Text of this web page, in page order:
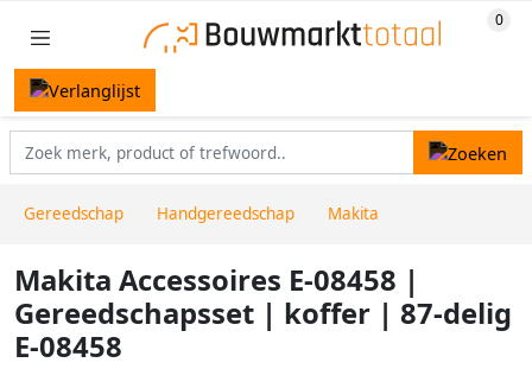
Gereedschap Handgereedschap Makita
Makita Accessoires E-08458 |
Gereedschapsset | koffer | 87-delig
E-08458